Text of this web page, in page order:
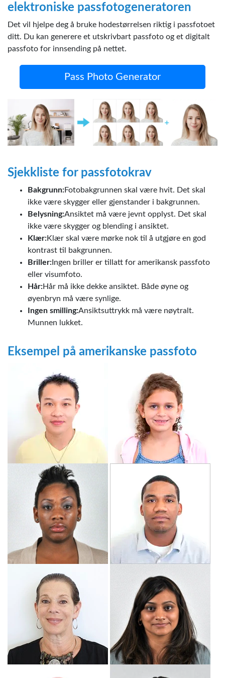
elektroniske passfotogeneratoren
Det vil hjelpe deg å bruke hodestørrelsen riktig i passfotoet
ditt. Du kan generere et utskrivbart passfoto og et digitalt
passfoto for innsending på nettet.
Pass Photo Generator
Sjekkliste for passfotokrav
Bakgrunn:Fotobakgrunnen skal være hvit. Det skal
ikke være skygger eller gjenstander i bakgrunnen.
Belysning:Ansiktet må være jevnt opplyst. Det skal
ikke være skygger og blending i ansiktet.
Klær:Klær skal være mørke nok til å utgjøre en god
kontrast til bakgrunnen.
Briller: Ingen briller er tillatt for amerikansk passfoto
eller visumfoto.
Hår:Hår må ikke dekke ansiktet. Både øyne og
øyenbryn må være synlige.
Ingen smilling:Ansiktsuttrykk må være nøytralt.
Munnen lukket.
Eksempel på amerikanske passfoto